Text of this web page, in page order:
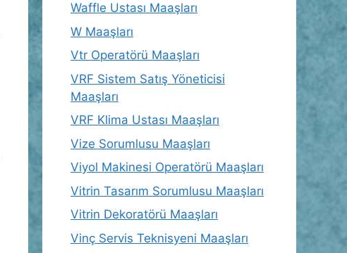
Waffle Ustası Maaşları
W Maaşları
Vtr Operatörü Maaşları
VRF Sistem Satış Yöneticisi
Maaşları
VRF Klima Ustası Maaşları
Vize Sorumlusu Maaşları
Viyol Makinesi Operatörü Maaşları
Vitrin Tasarım Sorumlusu Maaşları
Vitrin Dekoratörü Maaşları
Vinç Servis Teknisyeni Maaşları